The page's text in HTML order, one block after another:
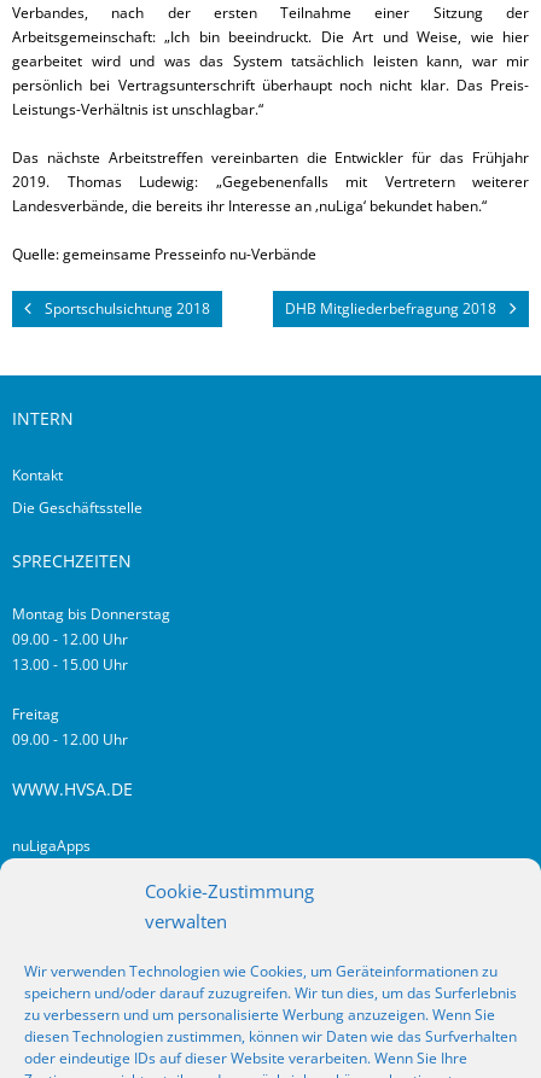
Cookie-Zustimmung
verwalten
Wir verwenden Technologien wie Cookies, um Geräteinformationen zu
speichern und/oder darauf zuzugreifen. Wir tun dies, um das Surferlebnis
zu verbessern und um personalisierte Werbung anzuzeigen. Wenn Sie
diesen Technologien zustimmen, können wir Daten wie das Surfverhalten
oder eindeutige IDs auf dieser Website verarbeiten. Wenn Sie Ihre
Verbandes, nach der ersten Teilnahme einer Sitzung der
Arbeitsgemeinschaft: „Ich bin beeindruckt. Die Art und Weise, wie hier
gearbeitet wird und was das System tatsächlich leisten kann, war mir
persönlich bei Vertragsunterschrift überhaupt noch nicht klar. Das Preis-
Leistungs-Verhältnis ist unschlagbar.“
Das nächste Arbeitstreffen vereinbarten die Entwickler für das Frühjahr
2019. Thomas Ludewig: „Gegebenenfalls mit Vertretern weiterer
Landesverbände, die bereits ihr Interesse an ‚nuLiga‘ bekundet haben.“
Quelle: gemeinsame Presseinfo nu-Verbände
Sportschulsichtung 2018 DHB Mitgliederbefragung 2018
INTERN
Kontakt
Die Geschäftsstelle
SPRECHZEITEN
Montag bis Donnerstag
09.00 - 12.00 Uhr
13.00 - 15.00 Uhr
Freitag
09.00 - 12.00 Uhr
WWW.HVSA.DE
nuLigaApps
RSS
Fragen? Kontakt!
SOCIAL MEDIA